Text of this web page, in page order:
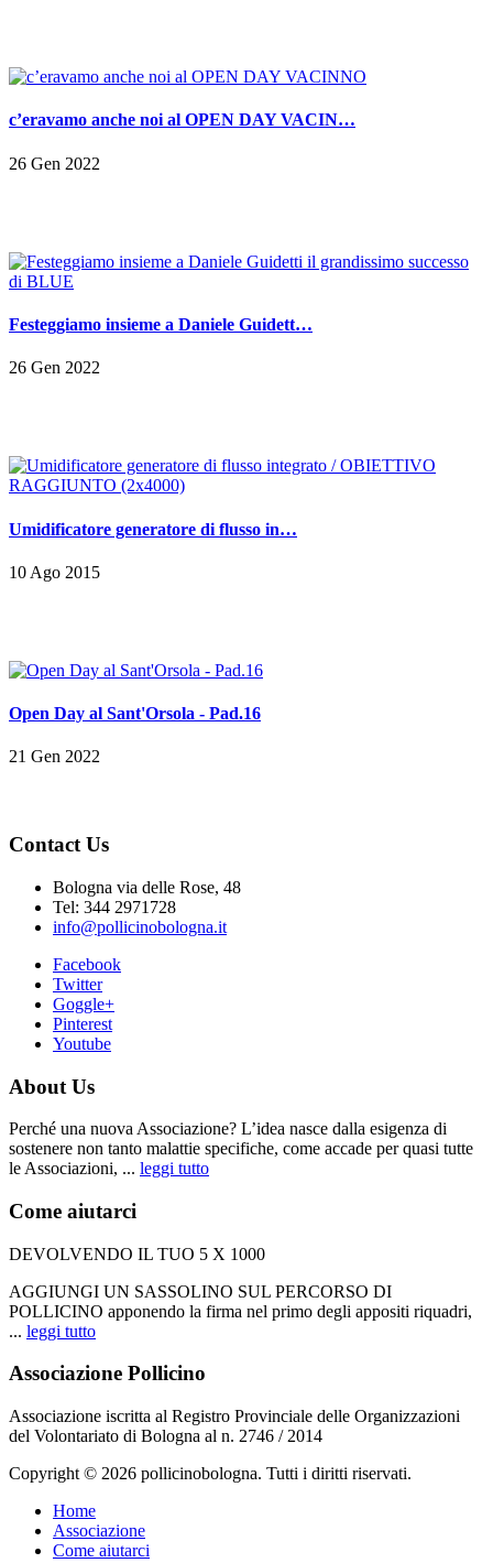
c’eravamo anche noi al OPEN DAY VACIN…
26 Gen 2022
Festeggiamo insieme a Daniele Guidett…
26 Gen 2022
Umidificatore generatore di flusso in…
10 Ago 2015
Open Day al Sant'Orsola - Pad.16
21 Gen 2022
Contact Us
Bologna via delle Rose, 48
Tel: 344 2971728
info@pollicinobologna.it
Facebook
Twitter
Goggle+
Pinterest
Youtube
About Us
Perché una nuova Associazione? L’idea nasce dalla esigenza di
sostenere non tanto malattie specifiche, come accade per quasi tutte
le Associazioni, ... leggi tutto
Come aiutarci
DEVOLVENDO IL TUO 5 X 1000
AGGIUNGI UN SASSOLINO SUL PERCORSO DI
POLLICINO apponendo la firma nel primo degli appositi riquadri,
... leggi tutto
Associazione Pollicino
Associazione iscritta al Registro Provinciale delle Organizzazioni
del Volontariato di Bologna al n. 2746 / 2014
Copyright © 2026 pollicinobologna. Tutti i diritti riservati.
Home
Associazione
Come aiutarci